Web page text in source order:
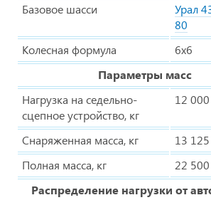
Базовое шасси
Урал
80
Колесная формула
6х6
Параметры масс
Нагрузка на седельно-
сцепное устройство, кг
12 000
Снаряженная масса, кг
13 125
Полная масса, кг
22 500
Распределение нагрузки от